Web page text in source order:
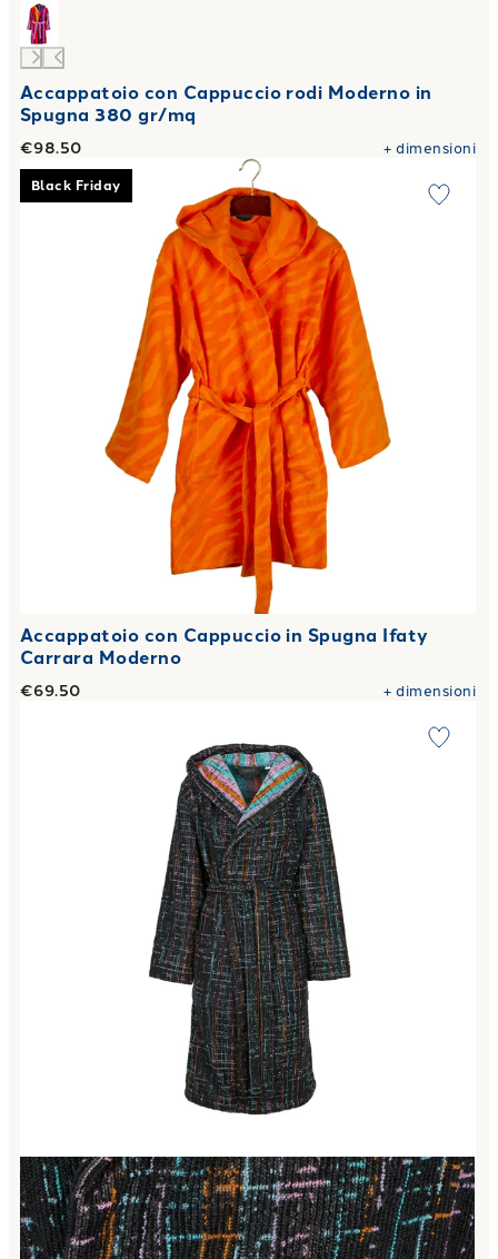
Accappatoio con Cappuccio rodi Moderno in
Spugna 380 gr/mq
€98.50 +dimensioni
Link to "Accappatoio con Cappuccio in Spugna Ifaty
Black Friday
Accappatoio con Cappuccio in Spugna Ifaty
Carrara Moderno
€69.50 +dimensioni